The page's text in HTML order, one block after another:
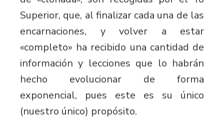
Superior, que, al finalizar cada una de las
encarnaciones, y volver a estar
«completo» ha recibido una cantidad de
información y lecciones que lo habrán
hecho evolucionar de forma
exponencial, pues este es su único
(nuestro único) propósito.